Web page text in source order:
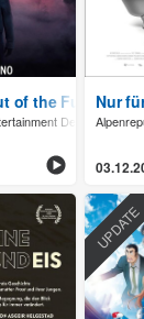
of the Further
Deutschland
Nur
UPDATE